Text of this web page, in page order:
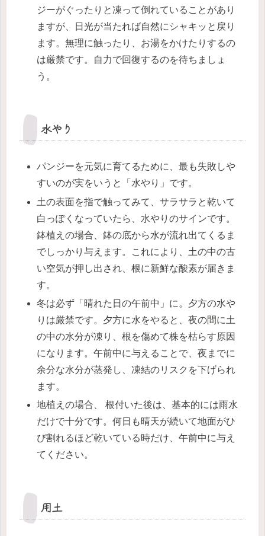
ジーがぐったりと凍って倒れていることがあり
ますが、日光が当たれば自然にシャキッと戻り
ます。無理に触ったり、お湯をかけたりするの
は厳禁です。自力で回復するのを待ちましょ
う。
水やり
パンジーを元気に育てるために、最も失敗しや
すいのが実をいうと「水やり」です。
土の表面を指で触ってみて、サラサラと乾いて
白っぽくなっていたら、水やりのサインです。
鉢植えの場合、鉢の底から水が流れ出てくるま
でしっかり与えます。これにより、土の中の古
い空気が押し出され、根に新鮮な酸素が届きま
す。
冬は必ず「晴れた日の午前中」に。夕方の水や
りは厳禁です。夕方に水をやると、夜の間に土
の中の水分が凍り、根を傷めて株を枯らす原因
になります。午前中に与えることで、夜までに
余分な水分が蒸発し、凍結のリスクを下げられ
ます。
地植えの場合、 根付いた後は、基本的には雨水
だけで十分です。何日も晴天が続いて地面がひ
び割れるほど乾いている時だけ、午前中に与え
てください。
用土